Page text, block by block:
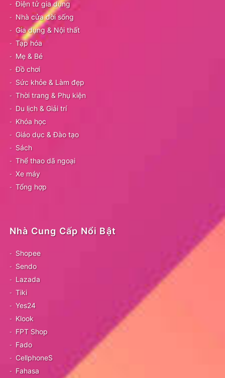
Điện tử gia dụng
Nhà cửa đời sống
Gia dụng & Nội thất
Tạp hóa
Mẹ & Bé
Đồ chơi
Sức khỏe & Làm đẹp
Thời trang & Phụ kiện
Du lịch & Giải trí
Khóa học
Giáo dục & Đào tạo
Sách
Thể thao dã ngoại
Xe máy
Tổng hợp
Nhà Cung Cấp Nổi Bật
Shopee
Sendo
Lazada
Tiki
Yes24
Klook
FPT Shop
Fado
CellphoneS
Fahasa